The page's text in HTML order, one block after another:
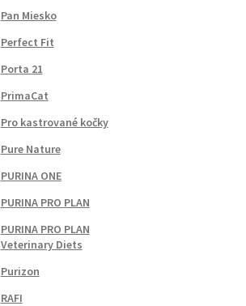
Pan Miesko
Perfect Fit
Porta 21
PrimaCat
Pro kastrované kočky
Pure Nature
PURINA ONE
PURINA PRO PLAN
PURINA PRO PLAN
Veterinary Diets
Purizon
RAFI